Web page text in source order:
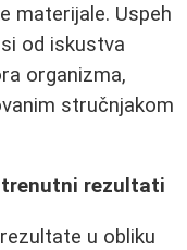
materijale. Uspeh
od iskustva
organizma,
stručnjakom
rezultati
u obliku